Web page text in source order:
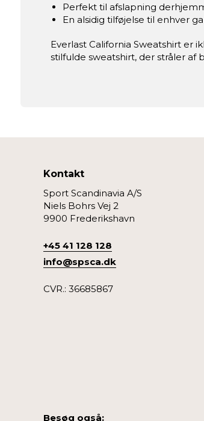
Perfekt til afslapning
En alsidig tilføjelse til enhver
Everlast California Sweatshirt er
stilfulde sweatshirt, der stråler af
Kontakt
Sport Scandinavia A/S
Niels Bohrs Vej 2
9900 Frederikshavn
+45 41 128 128
info@spsca.dk
CVR.: 36685867
Besøg også: